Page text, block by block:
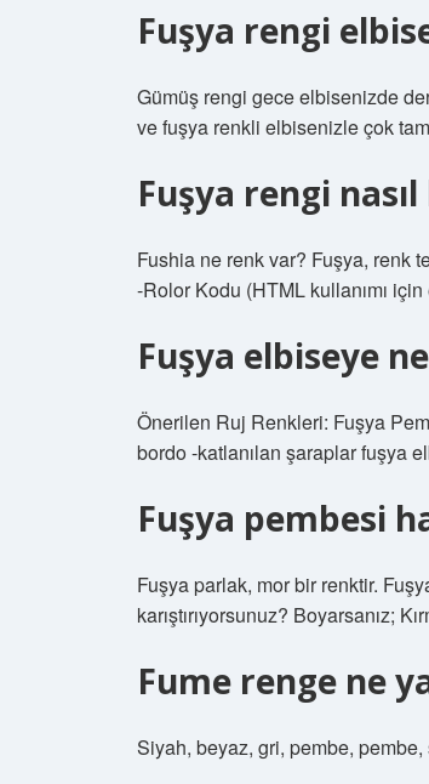
Fuşya rengi
Gümüş rengi gece elbisenizde
ve fuşya renkli elbisenizle çok
Fuşya rengi
Fushia ne renk var? Fuşya, renk
-Rolor Kodu (HTML kullanımı
Fuşya elbiseye
Önerilen Ruj Renkleri: Fuşya
bordo -katlanılan şaraplar fuşya
Fuşya pembesi
Fuşya parlak, mor bir renktir.
karıştırıyorsunuz? Boyarsanız;
Fume renge ne
Siyah, beyaz, gri, pembe,